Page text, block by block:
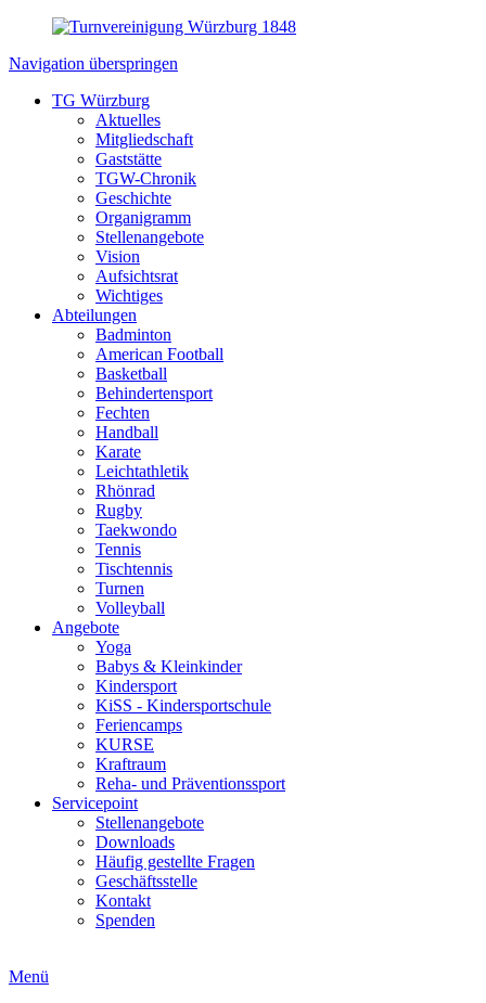
Navigation überspringen
TG Würzburg
Aktuelles
Mitgliedschaft
Gaststätte
TGW-Chronik
Geschichte
Organigramm
Stellenangebote
Vision
Aufsichtsrat
Wichtiges
Abteilungen
Badminton
American Football
Basketball
Behindertensport
Fechten
Handball
Karate
Leichtathletik
Rhönrad
Rugby
Taekwondo
Tennis
Tischtennis
Turnen
Volleyball
Angebote
Yoga
Babys & Kleinkinder
Kindersport
KiSS - Kindersportschule
Feriencamps
KURSE
Kraftraum
Reha- und Präventionssport
Servicepoint
Stellenangebote
Downloads
Häufig gestellte Fragen
Geschäftsstelle
Kontakt
Spenden
Menü